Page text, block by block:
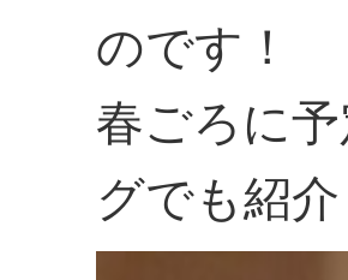
のです！
春ごろに
グでも紹